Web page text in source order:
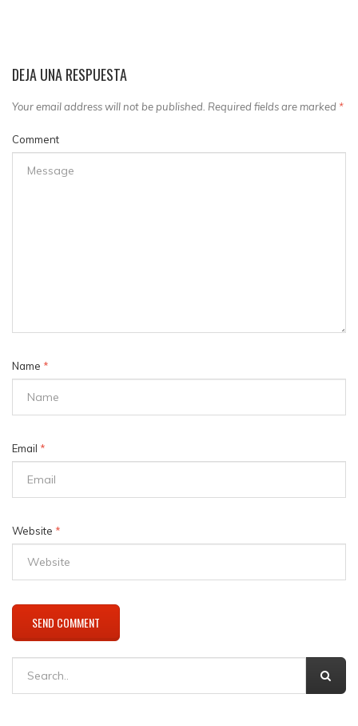
DEJA UNA RESPUESTA
Your email address will not be published. Required fields are marked *
Comment
Name *
Email *
Website *